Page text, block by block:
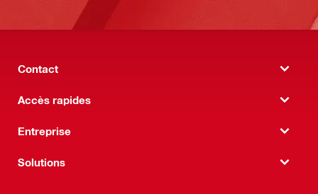
Contact
Accès rapides
Entreprise
Solutions